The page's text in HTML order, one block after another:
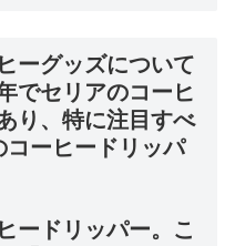
ーグッズについて
でセリアのコーヒ
り、特に注目すべ
コーヒードリッパ
ードリッパー。こ